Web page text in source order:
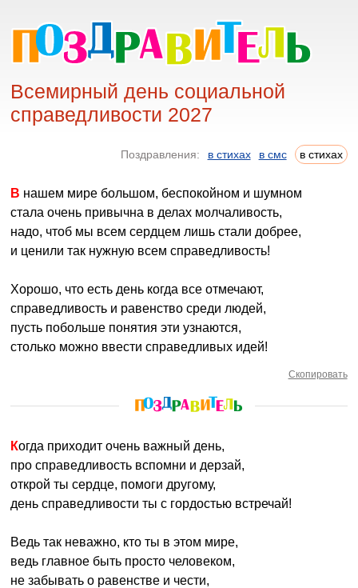
Всемирный день социальной
справедливости 2027
Поздравления: в стихах в смс в стихах
В нашем мире большом, беспокойном и шумном
стала очень привычна в делах молчаливость,
надо, чтоб мы всем сердцем лишь стали добрее,
и ценили так нужную всем справедливость!
Хорошо, что есть день когда все отмечают,
справедливость и равенство среди людей,
пусть побольше понятия эти узнаются,
столько можно ввести справедливых идей!
Скопировать
Когда приходит очень важный день,
про справедливость вспомни и дерзай,
открой ты сердце, помоги другому,
день справедливости ты с гордостью встречай!
Ведь так неважно, кто ты в этом мире,
ведь главное быть просто человеком,
не забывать о равенстве и чести,